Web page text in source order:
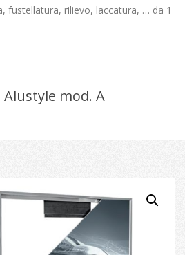
fustellatura, rilievo, laccatura, … da 1
Alustyle mod. A